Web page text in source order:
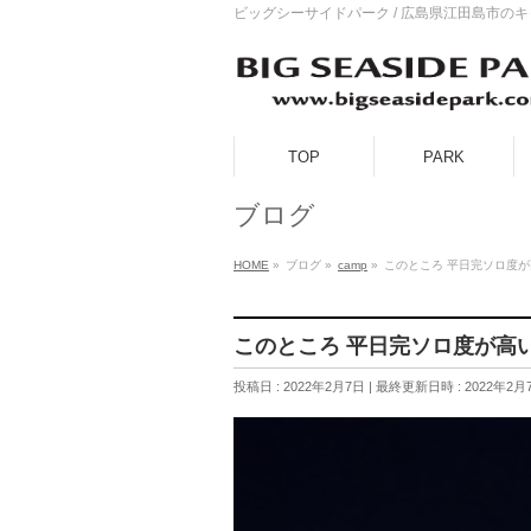
ビッグシーサイドパーク / 広島県江田島市の
TOP PARK
ブログ
HOME » ブログ » camp » このところ 平日完ソロ度
このところ 平日完ソロ度が高
投稿日 : 2022年2月7日 最終更新日時 : 2022年2月